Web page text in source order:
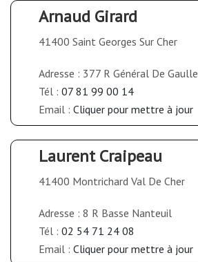
Arnaud Girard
41400 Saint Georges Sur Cher
Adresse : 377 R Général De Gaulle
Tél : 07 81 99 00 14
Email : Cliquer pour mettre à jour
Laurent Craipeau
41400 Montrichard Val De Cher
Adresse : 8 R Basse Nanteuil
Tél : 02 54 71 24 08
Email : Cliquer pour mettre à jour